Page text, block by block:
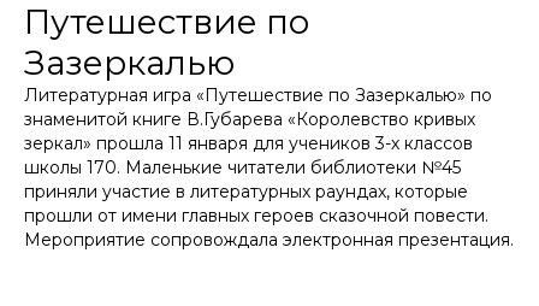
Путешествие по
Зазеркалью
Литературная игра «Путешествие по Зазеркалью» по
знаменитой книге В.Губарева «Королевство кривых
зеркал» прошла 11 января для учеников 3-х классов
школы 170. Маленькие читатели библиотеки №45
приняли участие в литературных раундах, которые
прошли от имени главных героев сказочной повести.
Мероприятие сопровождала электронная презентация.